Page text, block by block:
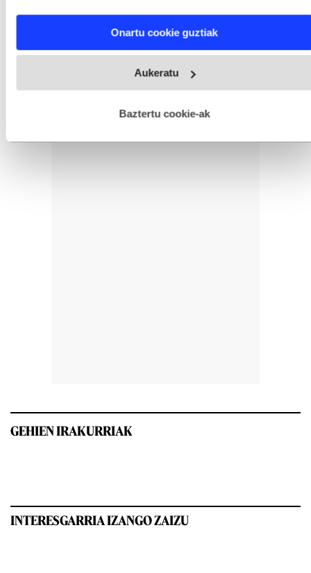
and set your preferences in thedetails section
fitxategiak erabiltzen ditu. Zure esperientzia eta zerbitzuak
esplizitua ematen diguzu.Gehiago irakurri
Onartu cookie guztiak
Aukeratu
Baztertu cookie-ak
GEHIEN IRAKURRIAK
INTERESGARRIA IZANGO ZAIZU